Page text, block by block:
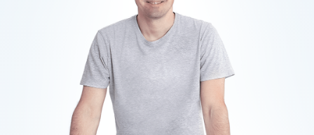
Руководитель агентства
Победительчемпионата по
Алексей Штабкин
Скачать
презентацию